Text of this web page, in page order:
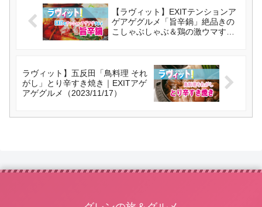
【ラヴィット】EXITテンションア
ゲアゲグルメ「旨辛鍋」絶品きの
こしゃぶしゃぶ＆鶏の激ウマすき
ラヴィット】五反田「鳥料理 それ
がし」とり辛すき焼き｜EXITアゲ
アゲグルメ（2023/11/17）